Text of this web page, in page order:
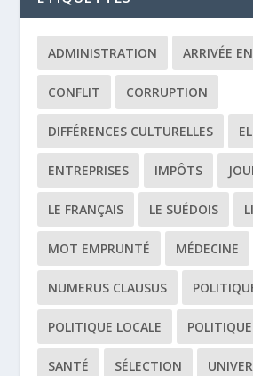
ADMINISTRATION ARRIVÉE
CONFLIT CORRUPTION
DIFFÉRENCES CULTURELLES
ENTREPRISES IMPÔTS
LE FRANÇAIS LE SUÉDOIS
MOT EMPRUNTÉ MÉDECINE
NUMERUS CLAUSUS
POLITIQUE LOCALE
SANTÉ SÉLECTION